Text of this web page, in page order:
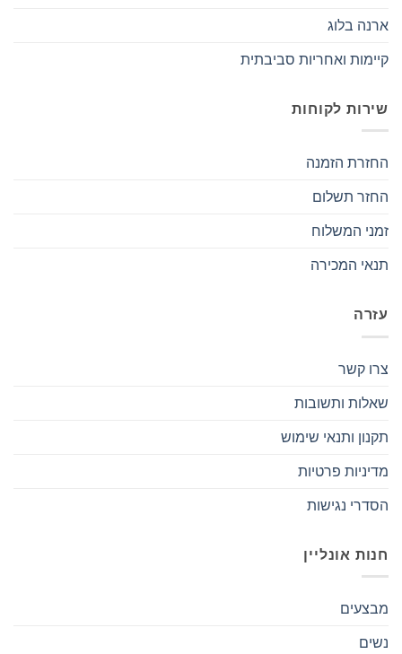
ארנה בלוג
קיימות ואחריות סביבתית
שירות לקוחות
החזרת הזמנה
החזר תשלום
זמני המשלוח
תנאי המכירה
עזרה
צרו קשר
שאלות ותשובות
תקנון ותנאי שימוש
מדיניות פרטיות
הסדרי נגישות
חנות אונליין
מבצעים
נשים